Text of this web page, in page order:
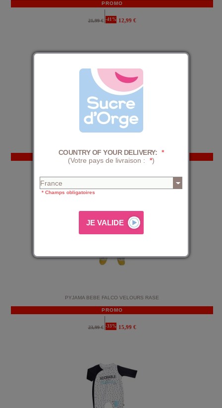
PROMO
21,99 € -41% 12,99 €
PROMO
PYJAMA BEBE FALCO VELOURS RASE
PROMO
23,99 € -33% 15,99 €
COUNTRY OF YOUR DELIVERY: *
(Votre pays de livraison :
*)
* Champs obligatoires